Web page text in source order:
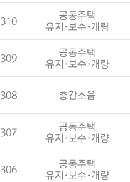
310
공동주택
유지·보수·개량
309
공동주택
유지·보수·개량
308 층간소음
307
공동주택
유지·보수·개량
306
공동주택
유지·보수·개량